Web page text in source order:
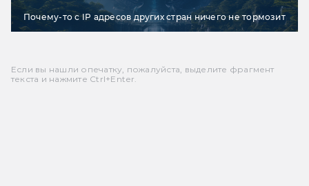
Почему-то с IP адресов других стран ничего не тормозит
Если вы нашли опечатку, пожалуйста, выделите фрагмент
текста и нажмите Ctrl+Enter.